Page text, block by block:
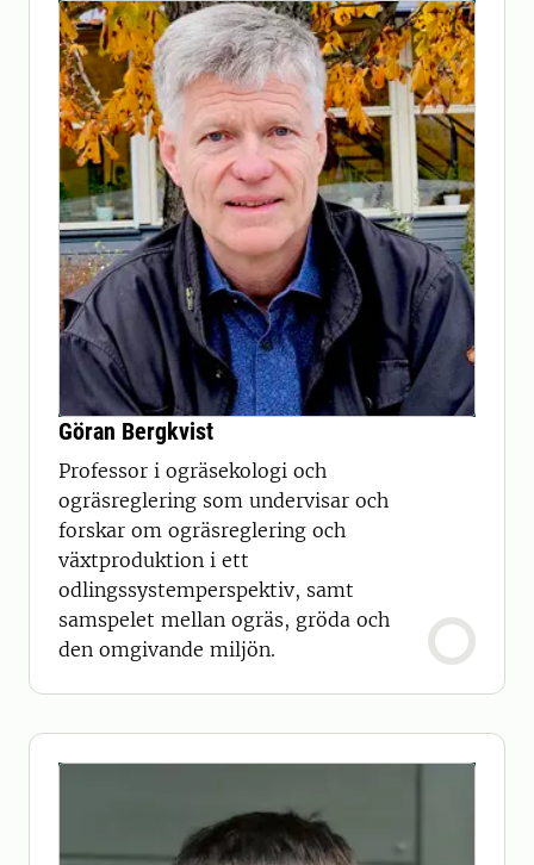
Göran Bergkvist
Professor i ogräsekologi och
ogräsreglering som undervisar och
forskar om ogräsreglering och
växtproduktion i ett
odlingssystemperspektiv, samt
samspelet mellan ogräs, gröda och
den omgivande miljön.